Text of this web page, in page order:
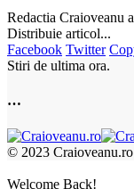
Redactia Craioveanu
Distribuie articol...
Facebook Twitter
Stiri de ultima ora.
…
© 2023 Craioveanu.ro
Welcome Back!